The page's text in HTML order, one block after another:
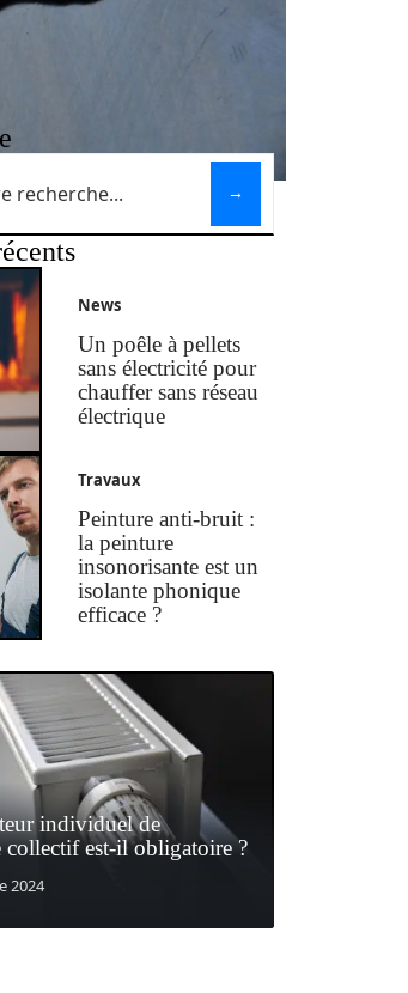
News
Un poêle à pellets
sans électricité pour
chauffer sans réseau
électrique
Travaux
Peinture anti-bruit :
la peinture
insonorisante est un
isolante phonique
efficace ?
individuel de
collectif est-il obligatoire ?
2024